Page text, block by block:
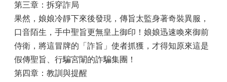
第三章：拆穿詐局
果然，娘娘冷靜下來後發現，傳旨太監身著奇裝異服，
口音陌生，手中聖旨更無皇上御印！娘娘迅速喚來御前
侍衛，將這冒牌的「詐旨」使者抓獲，才得知原來這是
假傳聖旨、行騙宮闈的詐騙集團！
第四章：教訓與提醒